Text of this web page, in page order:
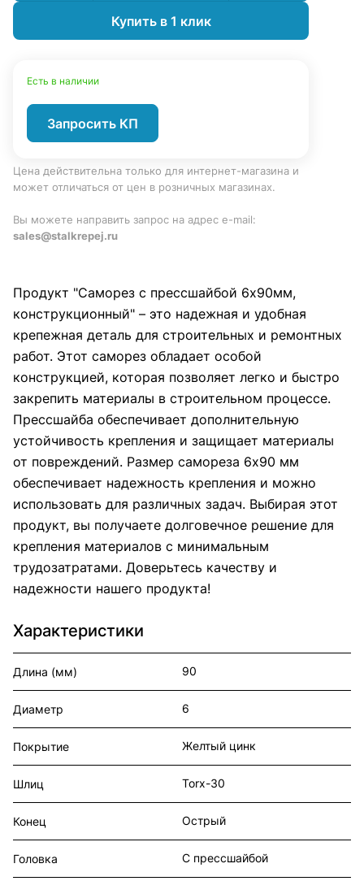
Купить в 1 клик
Есть в наличии
Запросить КП
Цена действительна только для интернет-магазина и
может отличаться от цен в розничных магазинах.
Вы можете направить запрос на адрес e-mail:
sales@stalkrepej.ru
Продукт "Саморез с прессшайбой 6х90мм,
конструкционный" – это надежная и удобная
крепежная деталь для строительных и ремонтных
работ. Этот саморез обладает особой
конструкцией, которая позволяет легко и быстро
закрепить материалы в строительном процессе.
Прессшайба обеспечивает дополнительную
устойчивость крепления и защищает материалы
от повреждений. Размер самореза 6х90 мм
обеспечивает надежность крепления и можно
использовать для различных задач. Выбирая этот
продукт, вы получаете долговечное решение для
крепления материалов с минимальным
трудозатратами. Доверьтесь качеству и
надежности нашего продукта!
Характеристики
Длина (мм) 90
Диаметр 6
Покрытие Желтый цинк
Шлиц Torx-30
Конец Острый
Головка С прессшайбой